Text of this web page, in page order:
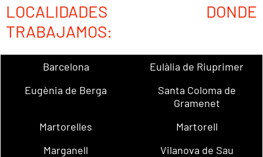
LOCALIDADES DONDE
TRABAJAMOS:
Barcelona
Eulàlia de Riuprimer
Eugènia de Berga
Santa Coloma de
Gramenet
Martorelles
Martorell
Marganell
Vilanova de Sau